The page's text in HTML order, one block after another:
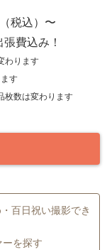
（税込）〜
費込み！
わります
す
枚数は変わります
百日祝い撮影でき
を探す